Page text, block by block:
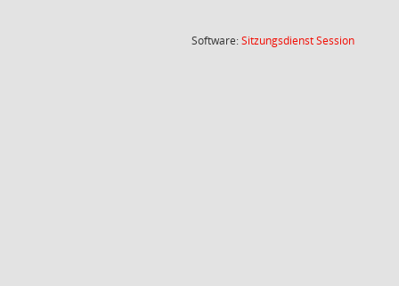
Software:SitzungsdienstSession(Wird in